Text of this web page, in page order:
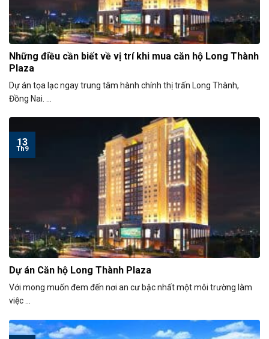
Những điều cần biết về vị trí khi mua căn hộ Long Thành
Plaza
Dự án tọa lạc ngay trung tâm hành chính thị trấn Long Thành,
Đồng Nai. ...
Dự án Căn hộ Long Thành Plaza
Với mong muốn đem đến nơi an cư bậc nhất một môi trường làm
việc ...
13
Th9